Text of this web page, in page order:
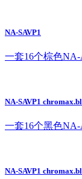
NA-SAVP1
一套16个棕色NA-
NA-SAVP1
一套16个黑色NA-
NA-SAVP1